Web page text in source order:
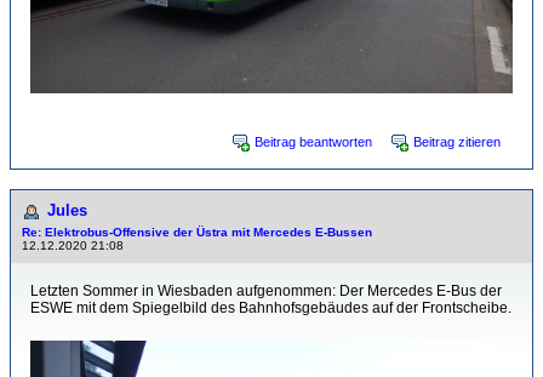
Beitrag beantworten Beitrag zitieren
Jules
Re: Elektrobus-Offensive der Üstra mit Mercedes E-Bussen
12.12.2020 21:08
Letzten Sommer in Wiesbaden aufgenommen: Der Mercedes E-Bus der
ESWE mit dem Spiegelbild des Bahnhofsgebäudes auf der Frontscheibe.